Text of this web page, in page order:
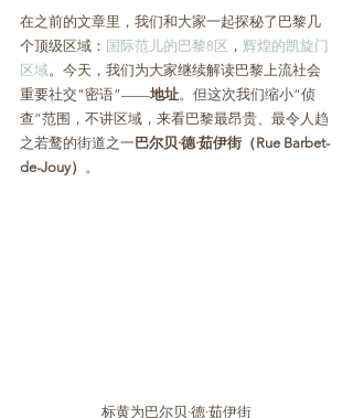
在之前的文章里，我们和大家一起探秘了巴黎几
个顶级区域： 国际范儿的巴黎8区 ， 辉煌的凯旋门
区域 。今天，我们为大家继续解读巴黎上流社会
重要社交“密语”——地址。但这次我们缩小“侦
查”范围，不讲区域，来看巴黎最昂贵、最令人趋
之若鹜的街道之一巴尔贝·德·茹伊街（Rue Barbet-
de-Jouy）
。
标黄为巴尔贝·德·茹伊街